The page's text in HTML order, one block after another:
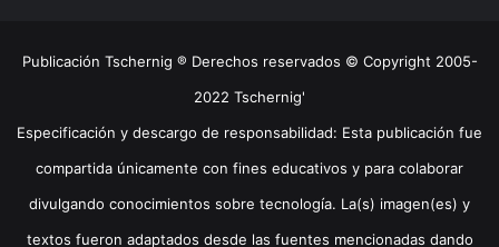
Publicación Tschernig ® Derechos reservados © Copyright 2005-
2022 Tschernig'
Especificación y descargo de responsabilidad: Esta publicación fue
compartida únicamente con fines educativos y para colaborar
divulgando conocimientos sobre tecnología. La(s) imagen(es) y
textos fueron adaptados desde las fuentes mencionadas dando